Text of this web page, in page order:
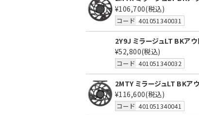
¥106,700(税込)
コード 401051340031
2Y9J ミラージュLT BKア
¥52,800(税込)
コード 401051340032
2MTY ミラージュLT BKア
¥116,600(税込)
コード 401051340041